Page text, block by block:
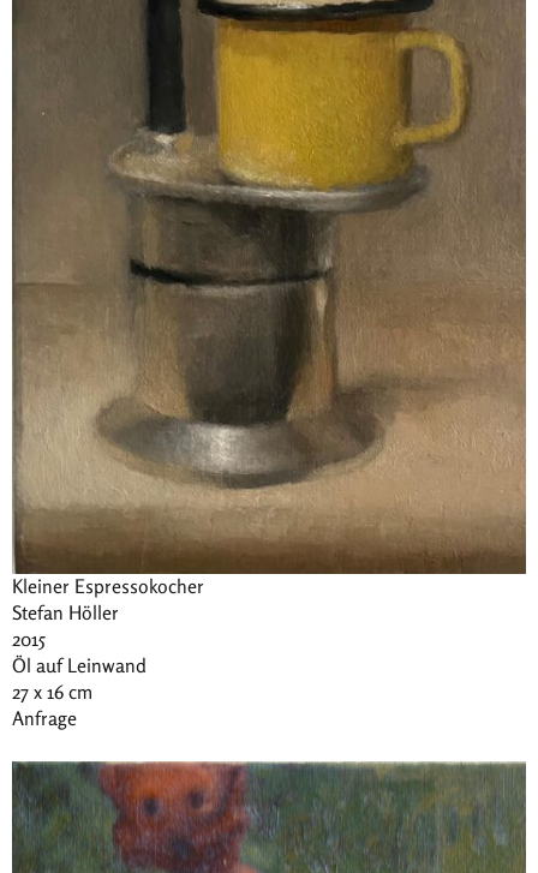
Kleiner Espressokocher
Stefan Höller
2015
Öl auf Leinwand
27 x 16 cm
Anfrage